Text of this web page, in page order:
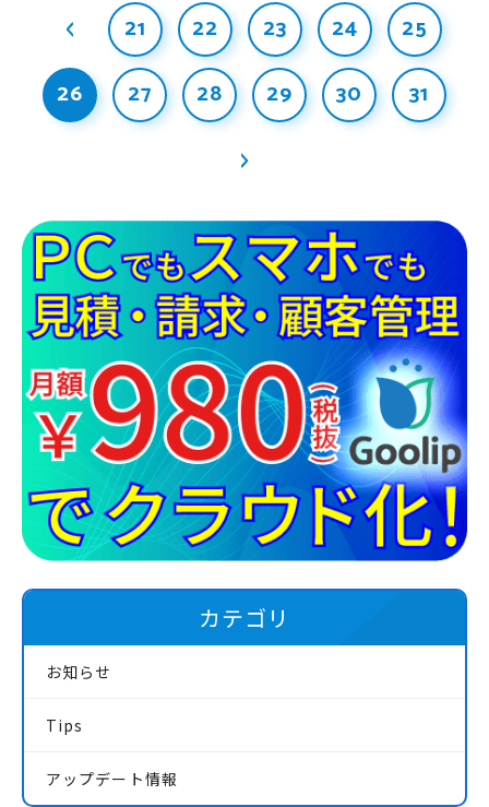
21 22 23 24
25
26
27 28 29 30 31
カテゴリ
お知らせ
Tips
アップデート情報